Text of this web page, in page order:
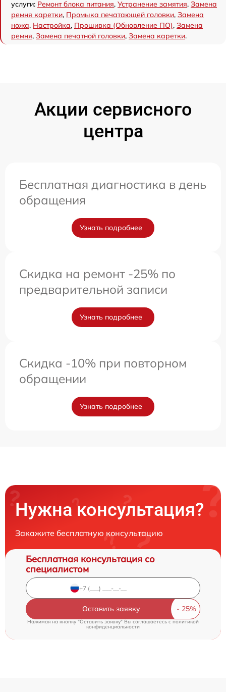
услуги: Ремонт блока питания, Устранение замятия, Замена
ремня каретки, Промыка печатающей головки, Замена
ножа, Настройка, Прошивка (Обновление ПО), Замена
ремня, Замена печатной головки, Замена каретки.
Акции сервисного
центра
Бесплатная диагностика в день
обращения
Узнать подробнее
Скидка на ремонт -25% по
предварительной записи
Узнать подробнее
Скидка -10% при повторном
обращении
Узнать подробнее
Нужна консультация?
Закажите бесплатную консультацию
Бесплатная консультация со
специалистом
Оставить заявку
Нажимая на кнопку "Оставить заявку" Вы соглашаетесь c политикой
конфиденциальности